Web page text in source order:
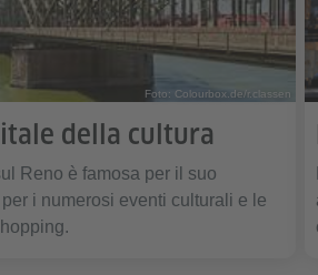
Foto: Colourbox.de/r.classen
della cultura
Reno è famosa per il suo
i numerosi eventi culturali e le